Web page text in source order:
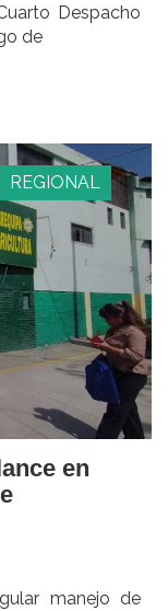
Despacho
de
REGIONAL
en
manejo de